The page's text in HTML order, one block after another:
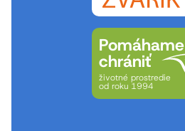
Pomáhame
chrániť
životné prostredie
od roku 1994